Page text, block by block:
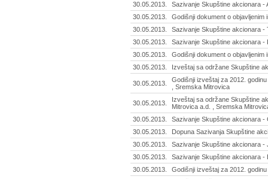
30.05.2013.
Sazivanje Skupštine akcionara -
30.05.2013.
Godišnji dokument o objavljenim
30.05.2013.
Sazivanje Skupštine akcionara -
30.05.2013.
Sazivanje Skupštine akcionara -
30.05.2013.
Godišnji dokument o
30.05.2013.
Izveštaj sa održane Skupštine
30.05.2013.
Godišnji izveštaj za 2012.
, Sremska Mitrovica
30.05.2013.
Izveštaj sa održane Skupštine
Mitrovica a.d. , Sremska
30.05.2013.
Sazivanje Skupštine akcionara -
30.05.2013.
Dopuna Sazivanja Skupštine
30.05.2013.
Sazivanje Skupštine akcionara -
30.05.2013.
Sazivanje Skupštine akcionara -
30.05.2013.
Godišnji izveštaj za 2012.